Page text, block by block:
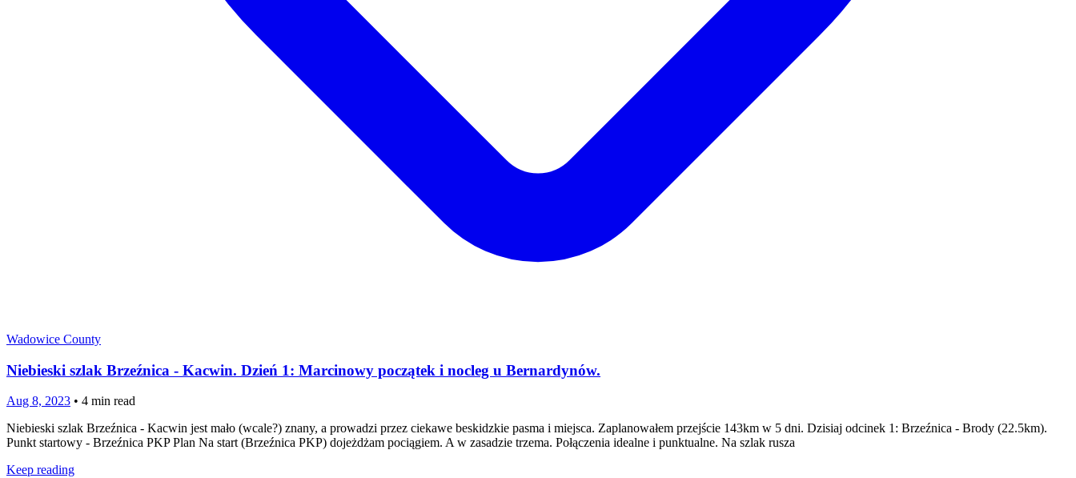
Wadowice County
Niebieski szlak Brzeźnica - Kacwin. Dzień 1: Marcinowy początek i nocleg u Bernardynów.
Aug 8, 2023 • 4 min read
Niebieski szlak Brzeźnica - Kacwin jest mało (wcale?) znany, a prowadzi przez ciekawe beskidzkie pasma i miejsca. Zaplanowałem przejście 143km w 5 dni. Dzisiaj odcinek 1: Brzeźnica - Brody (22.5km).
Punkt startowy - Brzeźnica PKP Plan Na start (Brzeźnica PKP) dojeżdżam pociągiem. A w zasadzie trzema. Połączenia idealne i punktualne. Na szlak rusza
Keep reading